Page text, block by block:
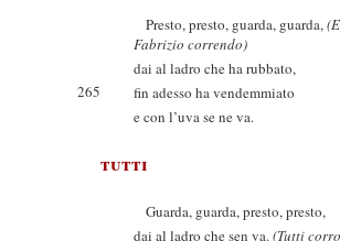
Presto, presto, guarda, guarda,
Fabrizio correndo)
dai al ladro che ha rubbato,
265
fin adesso ha vendemmiato
e con l’uva se ne va.
tutti
Guarda, guarda, presto, presto,
dai al ladro che sen va.(Tutti